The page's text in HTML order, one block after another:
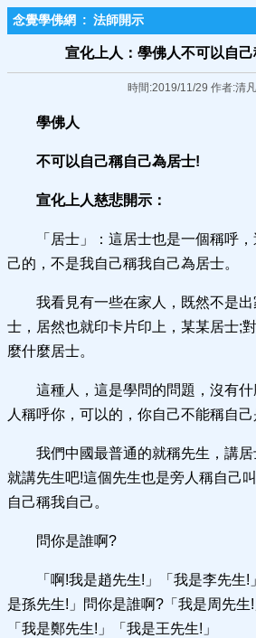
念覺學佛網 : 法師開示
宣化上人：學佛人不可以自
時間:2019/11/29 作者:清
學佛人
不可以自己稱自己為居士!
宣化上人慈悲開示：
「居士」：這居士也是一個稱呼
己的，不是我自己稱我自己為居士。
我看見有一些在家人，既然不是
士，居然也就印卡片印上，某某居士;
麼什麼居士。
這種人，這是學問的問題，沒有
人稱呼你，可以的，你自己不能稱自己
我們中國最普通的就稱先生，講居
就講先生吧!這個先生也是旁人稱自己
自己稱我自己。
問你是誰啊?
「啊!我是趙先生!」「我是李先生
是孫先生!」問你是誰啊?「我是周先生!
「我是鄭先生!」「我是王先生!」